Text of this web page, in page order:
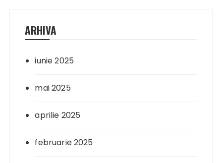
ARHIVA
iunie 2025
mai 2025
aprilie 2025
februarie 2025